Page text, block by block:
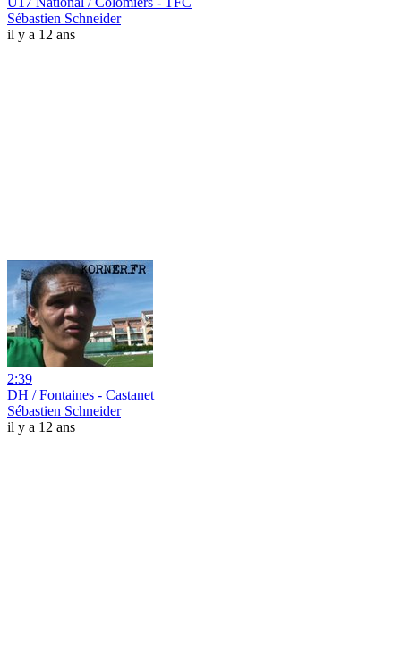
Sébastien Schneider
il y a 12 ans
2:39
DH / Fontaines - Castanet
Sébastien Schneider
il y a 12 ans